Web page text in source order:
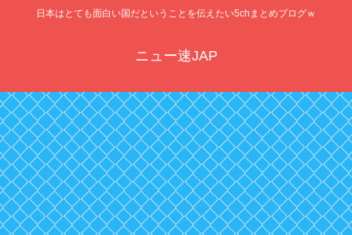
日本はとても面白い国だということを伝えたい5chまとめブログｗ
ニュー速JAP